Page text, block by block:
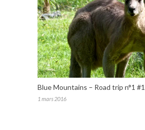
Blue Mountains – Road trip n°1 #1
1 mars 2016